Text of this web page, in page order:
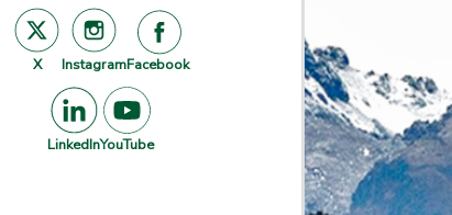
X InstagramFacebook
LinkedInYouTube